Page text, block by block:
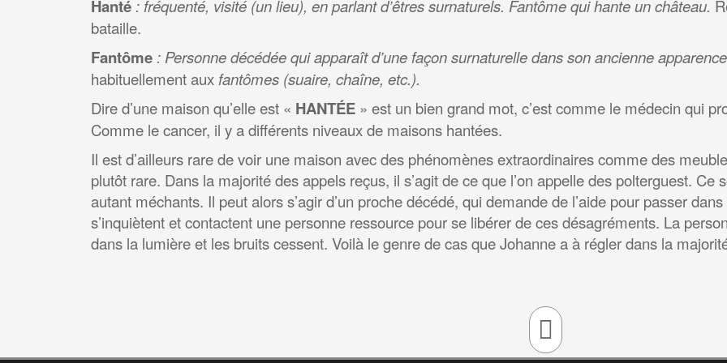
Hanté : fréquenté, visité (un lieu), en parlant d’êtres surnaturels. Fantôme qui hante un château.
bataille.
Fantôme : Personne décédée qui apparaît d’une façon surnaturelle dans son ancienne
habituellement aux fantômes (suaire, chaîne, etc.).
Dire d’une maison qu’elle est « HANTÉE » est un bien grand mot, c’est comme le médecin qui
Comme le cancer, il y a différents niveaux de maisons hantées.
Il est d’ailleurs rare de voir une maison avec des phénomènes extraordinaires comme des
plutôt rare. Dans la majorité des appels reçus, il s’agit de ce que l’on appelle des polterguest.
autant méchants. Il peut alors s’agir d’un proche décédé, qui demande de l’aide pour passer
s’inquiètent et contactent une personne ressource pour se libérer de ces désagréments. La
dans la lumière et les bruits cessent. Voilà le genre de cas que Johanne a à régler dans la